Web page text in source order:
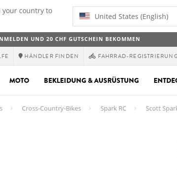
your country to
United States (English)
UND 20 CHF GUTSCHEIN BEKOMMEN
HÄNDLER FINDEN FAHRRAD-
MOTO BEKLEIDUNG & AUSRÜSTUNG
Cross-Country-Bikes Spark RC Scott